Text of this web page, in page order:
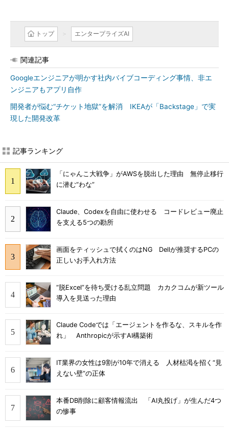
トップ エンタープライズAI
関連記事
Googleエンジニアが明かす社内バイブコーディング事情、非エ
ンジニアもアプリ自作
開発者が悩む“チケット地獄”を解消 IKEAが「Backstage」で実
現した開発改革
記事ランキング
「にゃんこ大戦争」がAWSを脱出した理由 無停止移行
に潜む“わな”
Claude、Codexを自由に使わせる コードレビュー廃止
を支える5つの勘所
画面をティッシュで拭くのはNG Dellが推奨するPCの
正しいお手入れ方法
“脱Excel”を待ち受ける乱立問題 カカクコムが新ツール
導入を見送った理由
Claude Codeでは「エージェントを作るな、スキルを作
れ」 Anthropicが示すAI構築術
IT業界の女性は9割が10年で消える 人材枯渇を招く“見
えない壁”の正体
本番DB削除に顧客情報流出 「AI丸投げ」が生んだ4つ
の惨事